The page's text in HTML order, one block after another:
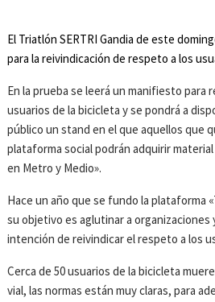
El Triatlón SERTRI Gandia de este
para la reivindicación de respeto a los
En la prueba se leerá un manifiesto para
usuarios de la bicicleta y se pondrá a
público un stand en el que aquellos que
plataforma social podrán adquirir material
en Metro y Medio».
Hace un año que se fundo la plataforma
su objetivo es aglutinar a organizaciones
intención de reivindicar el respeto a los
Cerca de 50 usuarios de la bicicleta
vial, las normas están muy claras, para